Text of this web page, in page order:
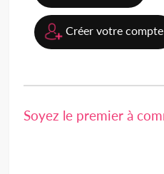
Créer votre compte
Soyez le premier à